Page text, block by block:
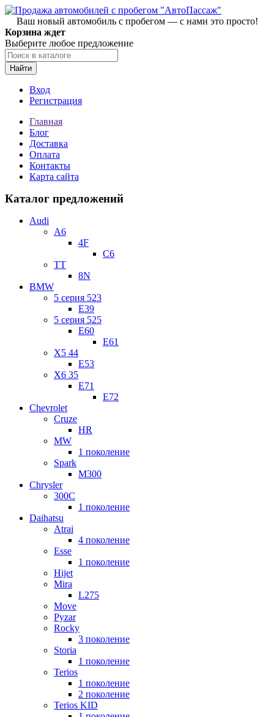
Ваш новый автомобиль с пробегом — с нами это просто!
Корзина ждет
Выберите любое предложение
Найти
Вход
Регистрация
Главная
Блог
Доставка
Оплата
Контакты
Карта сайта
Каталог предложений
Audi
A6
4F
C6
TT
8N
BMW
5 серия 523
E39
5 серия 525
E60
E61
X5 44
E53
X6 35
E71
E72
Chevrolet
Cruze
HR
MW
1 поколение
Spark
M300
Chrysler
300C
1 поколение
Daihatsu
Atrai
4 поколение
Esse
1 поколение
Hijet
Mira
L275
Move
Pyzar
Rocky
3 поколение
Storia
1 поколение
Terios
1 поколение
2 поколение
Terios KID